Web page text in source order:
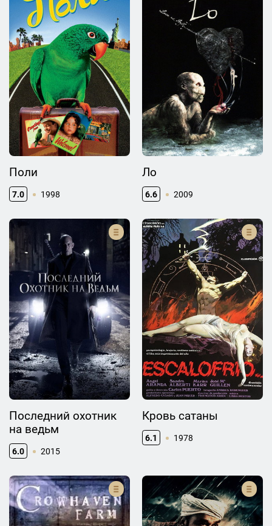
Поли
7.0 1998
Ло
6.6 2009
Последний охотник
на ведьм
6.0 2015
Кровь сатаны
6.1 1978